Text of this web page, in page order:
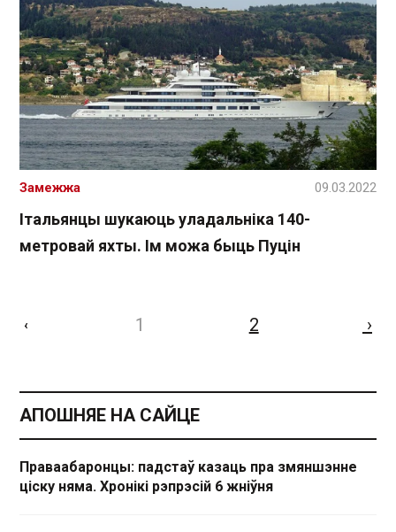
Італьянцы шукаюць уладальніка 140-
метровай яхты. Ім можа быць Пуцін
Замежжа 09.03.2022
‹ 1 2 ›
АПОШНЯЕ НА САЙЦЕ
Праваабаронцы: падстаў казаць пра змяншэнне
ціску няма. Хронікі рэпрэсій 6 жніўня